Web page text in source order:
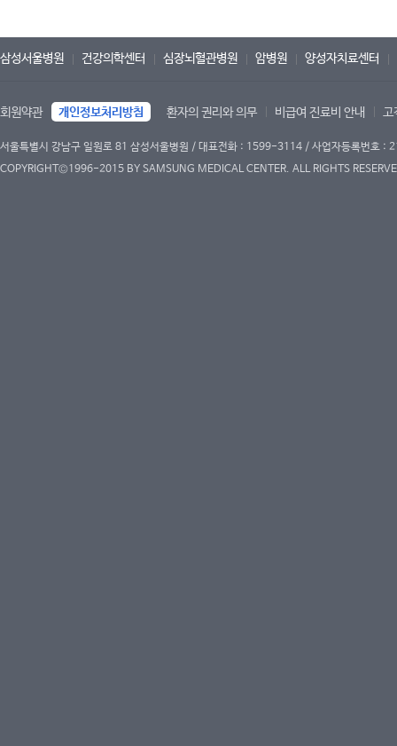
삼성서울병원 건강의학센터 심장뇌혈관병원 암병원 양성자치료센터
회원약관 개인정보처리방침 환자의 권리와 의무 비급여 진료비 안내 고
서울특별시 강남구 일원로 81 삼성서울병원 / 대표전화 : 1599-3114 / 사업자등록번호
COPYRIGHT©1996-2015 BY SAMSUNG MEDICAL CENTER. ALL RIGHTS